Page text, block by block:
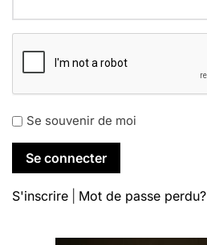
Se souvenir de moi
S'inscrire Mot de passe perdu?